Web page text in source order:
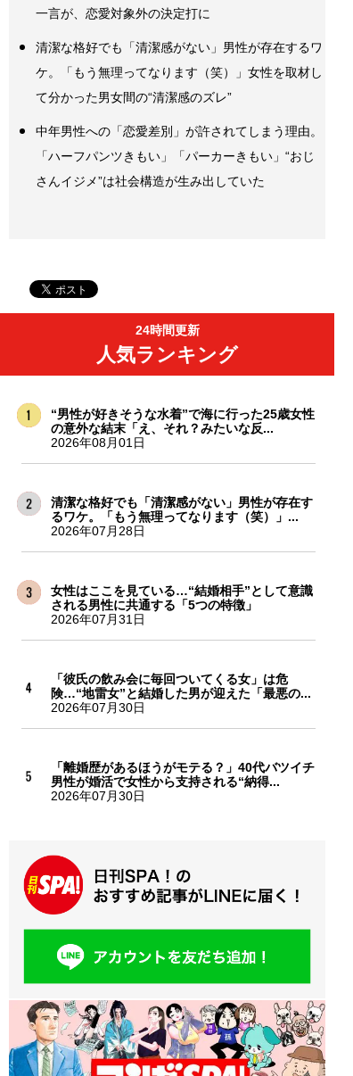
一言が、恋愛対象外の決定打に
清潔な格好でも「清潔感がない」男性が存在するワ
ケ。「もう無理ってなります（笑）」女性を取材し
て分かった男女間の“清潔感のズレ”
中年男性への「恋愛差別」が許されてしまう理由。
「ハーフパンツきもい」「パーカーきもい」“おじ
さんイジメ”は社会構造が生み出していた
24時間更新
人気ランキング
“男性が好きそうな水着”で海に行った25歳女性
の意外な結末「え、それ？みたいな反...
2026年08月01日
清潔な格好でも「清潔感がない」男性が存在す
るワケ。「もう無理ってなります（笑）」...
2026年07月28日
女性はここを見ている…“結婚相手”として意識
される男性に共通する「5つの特徴」
2026年07月31日
「彼氏の飲み会に毎回ついてくる女」は危
険…“地雷女”と結婚した男が迎えた「最悪の...
2026年07月30日
「離婚歴があるほうがモテる？」40代バツイチ
男性が婚活で女性から支持される“納得...
2026年07月30日